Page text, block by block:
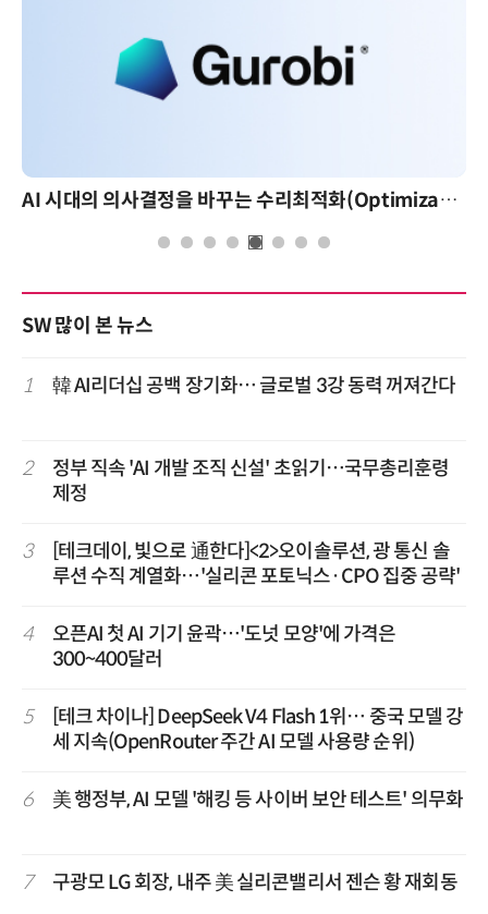
AI 시대의 의사결정을 바꾸는 수리최적화(Optimization): 실제 산업 적용 사례와 활용 전략
SW 많이 본 뉴스
1 韓 AI리더십 공백 장기화… 글로벌 3강 동력 꺼져간다
2
정부 직속 'AI 개발 조직 신설' 초읽기…국무총리훈령
제정
3
[테크데이, 빛으로 通한다]<2>오이솔루션, 광 통신 솔
루션 수직 계열화…'실리콘 포토닉스·CPO 집중 공략'
4
오픈AI 첫 AI 기기 윤곽…'도넛 모양'에 가격은
300~400달러
5
[테크 차이나] DeepSeek V4 Flash 1위… 중국 모델 강
세 지속(OpenRouter 주간 AI 모델 사용량 순위)
6 美 행정부, AI 모델 '해킹 등 사이버 보안 테스트' 의무화
7 구광모 LG 회장, 내주 美 실리콘밸리서 젠슨 황 재회동